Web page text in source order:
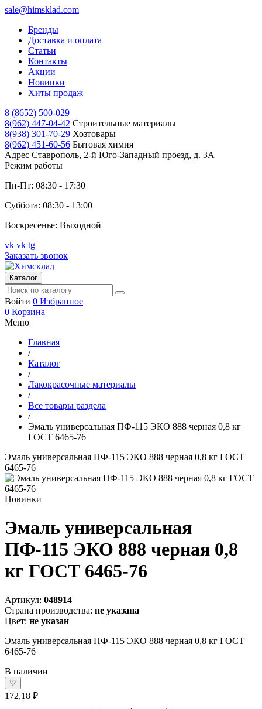
sale@himsklad.com
Бренды
Доставка и оплата
Статьи
Контакты
Акции
Новинки
Хиты продаж
8 (8652) 500-029
8(962) 447-04-42 Строительные материалы
8(938) 301-70-29 Хозтовары
8(962) 451-60-56 Бытовая химия
Адрес Ставрополь, 2-й Юго-Западный проезд, д. 3А
Режим работы
Пн-Пт: 08:30 - 17:30
Суббота: 08:30 - 13:00
Воскресенье: Выходной
vk vk tg
Заказать звонок
Каталог
Войти 0 Избранное
0 Корзина
Меню
Главная
/
Каталог
/
Лакокрасочные материалы
/
Все товары раздела
/
Эмаль универсальная ПФ-115 ЭКО 888 черная 0,8 кг
ГОСТ 6465-76
Эмаль универсальная ПФ-115 ЭКО 888 черная 0,8 кг ГОСТ
6465-76
Новинки
Эмаль универсальная
ПФ-115 ЭКО 888 черная 0,8
кг ГОСТ 6465-76
Артикул: 048914
Страна производства: не указана
Цвет: не указан
Эмаль универсальная ПФ-115 ЭКО 888 черная 0,8 кг ГОСТ
6465-76
В наличии
♡
172,18 ₽